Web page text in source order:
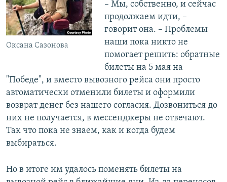
Оксана Сазонова
– Мы, собственно, и сейчас
продолжаем идти, –
говорит она. – Проблемы
наши пока никто не
помогает решить: обратные
билеты на 5 мая на
"Победе", и вместо вывозного рейса они просто
автоматически отменили билеты и оформили
возврат денег без нашего согласия. Дозвониться до
них не получается, в мессенджеры не отвечают.
Так что пока не знаем, как и когда будем
выбираться.
Но в итоге им удалось поменять билеты на